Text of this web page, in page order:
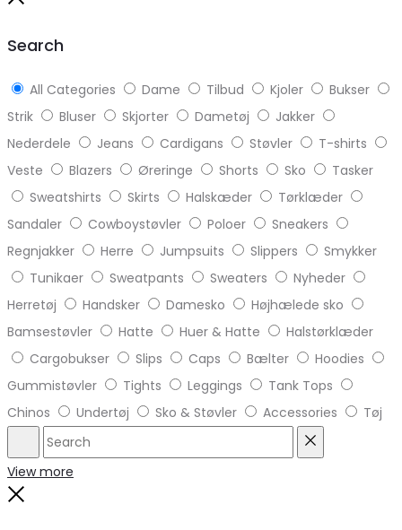
Search
All Categories Dame Tilbud Kjoler
Bukser
Strik
Bluser Skjorter Dametøj
Jakker
Nederdele
Jeans Cardigans Støvler
T-shirts
Veste
Blazers Øreringe Shorts Sko
Tasker
Sweatshirts
Skirts Halskæder
Tørklæder
Sandaler
Cowboystøvler Poloer
Sneakers
Regnjakker
Herre Jumpsuits Slippers
Smykker
Tunikaer
Sweatpants Sweaters
Nyheder
Herretøj
Handsker Damesko
Højhælede sko
Bamsestøvler
Hatte Huer & Hatte
Halstørklæder
Cargobukser
Slips Caps Bælter
Hoodies
Gummistøvler
Tights Leggings
Tank Tops
Chinos
Undertøj Sko & Støvler Accessories Tøj
Search
View more